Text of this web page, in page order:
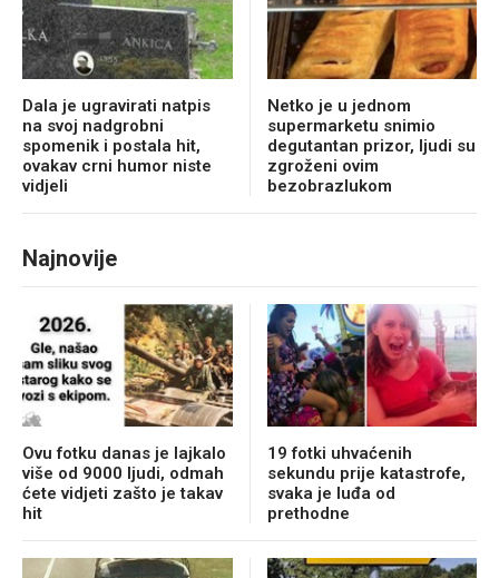
Dala je ugravirati natpis
na svoj nadgrobni
spomenik i postala hit,
ovakav crni humor niste
vidjeli
Netko je u jednom
supermarketu snimio
degutantan prizor, ljudi su
zgroženi ovim
bezobrazlukom
Najnovije
Ovu fotku danas je lajkalo
više od 9000 ljudi, odmah
ćete vidjeti zašto je takav
hit
19 fotki uhvaćenih
sekundu prije katastrofe,
svaka je luđa od
prethodne